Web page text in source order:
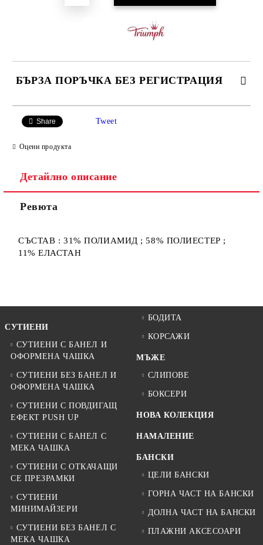
БЪРЗА ПОРЪЧКА БЕЗ РЕГИСТРАЦИЯ
Share Tweet
Оцени продукта
Детайлно описание
Ревюта
СЪСТАВ : 31% ПОЛИАМИД ; 58% ПОЛИЕСТЕР ;
11% ЕЛАСТАН
СУТИЕНИ
СУТИЕНИ С БАНЕЛ И
ОФОРМЕНА ЧАШКА
СУТИЕНИ БЕЗ БАНЕЛ И
ОФОРМЕНА ЧАШКА
СУТИЕНИ С ПОВДИГАЩ
ЕФЕКТ PUSH UP
СУТИЕНИ С БАНЕЛ С
МЕКА ЧАШКА
СУТИЕНИ С ОТКАЧАЩИ
СЕ ПРЕЗРАМКИ
СУТИЕНИ
МИНИМАЙЗЕРИ
СУТИЕНИ БЕЗ БАНЕЛ С
МЕКА ЧАШКА
БОДИТА
КОРСАЖИ
МЪЖЕ
СЛИПОВЕ
БОКСЕРИ
НОВА КОЛЕКЦИЯ
НАМАЛЕНИЕ
БАНСКИ
ЦЕЛИ БАНСКИ
ГОРНА ЧАСТ НА БАНСКИ
ДОЛНА ЧАСТ НА БАНСКИ
ПЛАЖНИ АКСЕСОАРИ